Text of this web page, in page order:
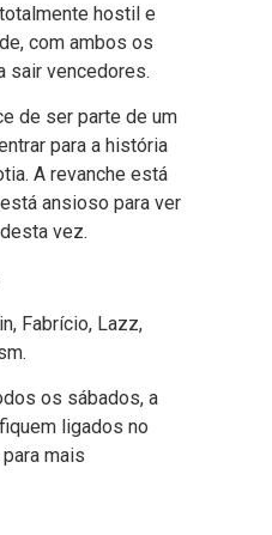
hostil e
com ambos os
sair vencedores.
de ser parte de um
para a história
A revanche está
ansioso para ver
vez.
Fabrício, Lazz,
os sábados, a
ligados no
mais